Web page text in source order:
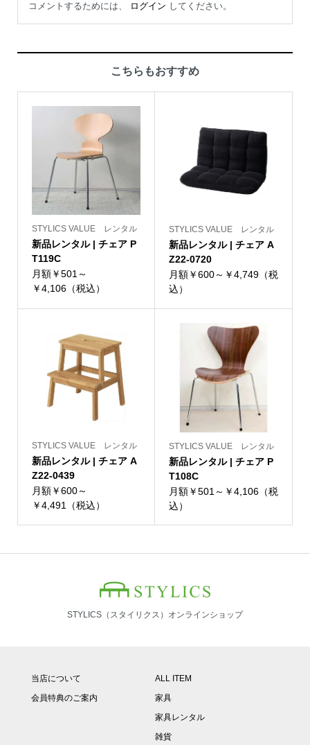
コメントするためには、 ログイン してください。
こちらもおすすめ
STYLICS VALUE レンタル
新品レンタル | チェア P
T119C
月額￥501～
￥4,106（税込）
STYLICS VALUE レンタル
新品レンタル | チェア A
Z22-0720
月額￥600～￥4,749（税
込）
STYLICS VALUE レンタル
新品レンタル | チェア A
Z22-0439
月額￥600～
￥4,491（税込）
STYLICS VALUE レンタル
新品レンタル | チェア P
T108C
月額￥501～￥4,106（税
込）
STYLICS（スタイリクス）オンラインショップ
当店について
会員特典のご案内
ALL ITEM
家具
家具レンタル
雑貨